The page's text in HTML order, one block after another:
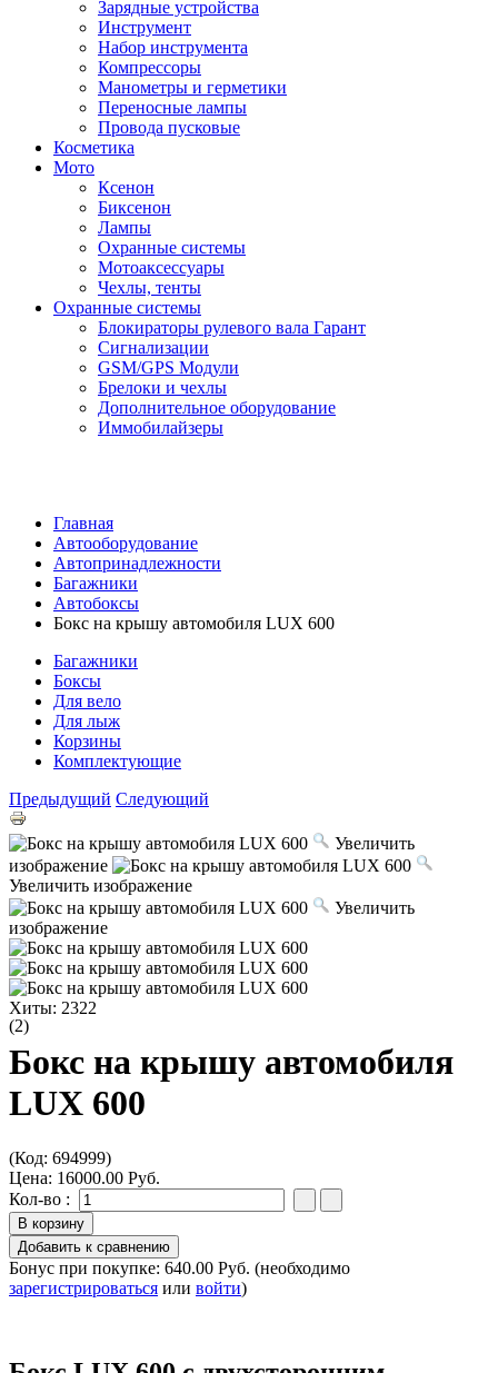
Зарядные устройства
Инструмент
Набор инструмента
Компрессоры
Манометры и герметики
Переносные лампы
Провода пусковые
Косметика
Мото
Ксенон
Биксенон
Лампы
Охранные системы
Мотоаксессуары
Чехлы, тенты
Охранные системы
Блокираторы рулевого вала Гарант
Сигнализации
GSM/GPS Модули
Брелоки и чехлы
Дополнительное оборудование
Иммобилайзеры
Главная
Автооборудование
Автопринадлежности
Багажники
Автобоксы
Бокс на крышу автомобиля LUX 600
Багажники
Боксы
Для вело
Для лыж
Корзины
Комплектующие
Предыдущий Следующий
Увеличить
изображение
Увеличить изображение
Увеличить
изображение
Хиты: 2322
(2)
Бокс на крышу автомобиля
LUX 600
(Код: 694999)
Цена: 16000.00 Руб.
Кол-во :
Бонус при покупке: 640.00 Руб. (необходимо
зарегистрироваться или войти)